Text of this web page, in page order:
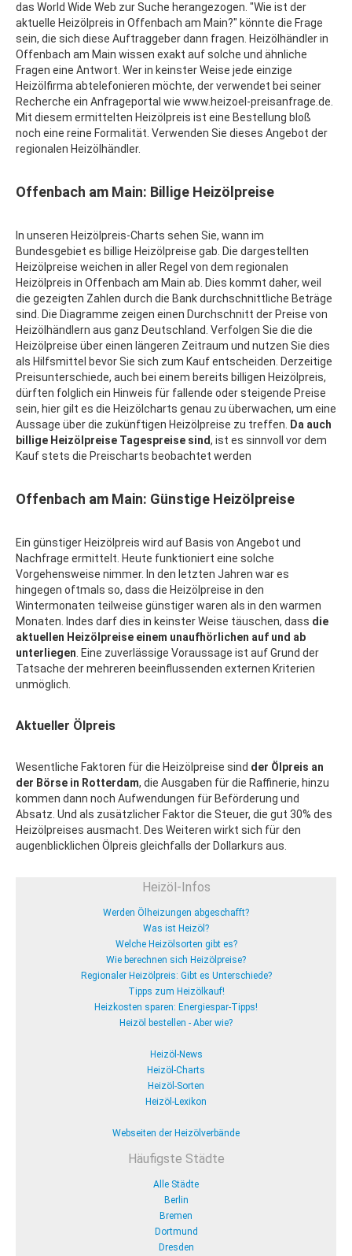
das World Wide Web zur Suche herangezogen. "Wie ist der
aktuelle Heizölpreis in Offenbach am Main?" könnte die Frage
sein, die sich diese Auftraggeber dann fragen. Heizölhändler in
Offenbach am Main wissen exakt auf solche und ähnliche
Fragen eine Antwort. Wer in keinster Weise jede einzige
Heizölfirma abtelefonieren möchte, der verwendet bei seiner
Recherche ein Anfrageportal wie www.heizoel-preisanfrage.de.
Mit diesem ermittelten Heizölpreis ist eine Bestellung bloß
noch eine reine Formalität. Verwenden Sie dieses Angebot der
regionalen Heizölhändler.
Offenbach am Main: Billige Heizölpreise
In unseren Heizölpreis-Charts sehen Sie, wann im
Bundesgebiet es billige Heizölpreise gab. Die dargestellten
Heizölpreise weichen in aller Regel von dem regionalen
Heizölpreis in Offenbach am Main ab. Dies kommt daher, weil
die gezeigten Zahlen durch die Bank durchschnittliche Beträge
sind. Die Diagramme zeigen einen Durchschnitt der Preise von
Heizölhändlern aus ganz Deutschland. Verfolgen Sie die die
Heizölpreise über einen längeren Zeitraum und nutzen Sie dies
als Hilfsmittel bevor Sie sich zum Kauf entscheiden. Derzeitige
Preisunterschiede, auch bei einem bereits billigen Heizölpreis,
dürften folglich ein Hinweis für fallende oder steigende Preise
sein, hier gilt es die Heizölcharts genau zu überwachen, um eine
Aussage über die zukünftigen Heizölpreise zu treffen.
Da auch
billige Heizölpreise Tagespreise sind, ist es sinnvoll vor dem
Kauf stets die Preischarts beobachtet werden
Offenbach am Main: Günstige Heizölpreise
Ein günstiger Heizölpreis wird auf Basis von Angebot und
Nachfrage ermittelt. Heute funktioniert eine solche
Vorgehensweise nimmer. In den letzten Jahren war es
hingegen oftmals so, dass die Heizölpreise in den
Wintermonaten teilweise günstiger waren als in den warmen
Monaten. Indes darf dies in keinster Weise täuschen, dass die
aktuellen Heizölpreise einem unaufhörlichen auf und ab
unterliegen . Eine zuverlässige Voraussage ist auf Grund der
Tatsache der mehreren beeinflussenden externen Kriterien
unmöglich.
Aktueller Ölpreis
Wesentliche Faktoren für die Heizölpreise sind der Ölpreis an
der Börse in Rotterdam, die Ausgaben für die Raffinerie, hinzu
kommen dann noch Aufwendungen für Beförderung und
Absatz. Und als zusätzlicher Faktor die Steuer, die gut 30% des
Heizölpreises ausmacht. Des Weiteren wirkt sich für den
augenblicklichen Ölpreis gleichfalls der Dollarkurs aus.
Heizöl-Infos
Werden Ölheizungen abgeschafft?
Was ist Heizöl?
Welche Heizölsorten gibt es?
Wie berechnen sich Heizölpreise?
Regionaler Heizölpreis: Gibt es Unterschiede?
Tipps zum Heizölkauf!
Heizkosten sparen: Energiespar-Tipps!
Heizöl bestellen - Aber wie?
Heizöl-News
Heizöl-Charts
Heizöl-Sorten
Heizöl-Lexikon
Webseiten der Heizölverbände
Häufigste Städte
Alle Städte
Berlin
Bremen
Dortmund
Dresden